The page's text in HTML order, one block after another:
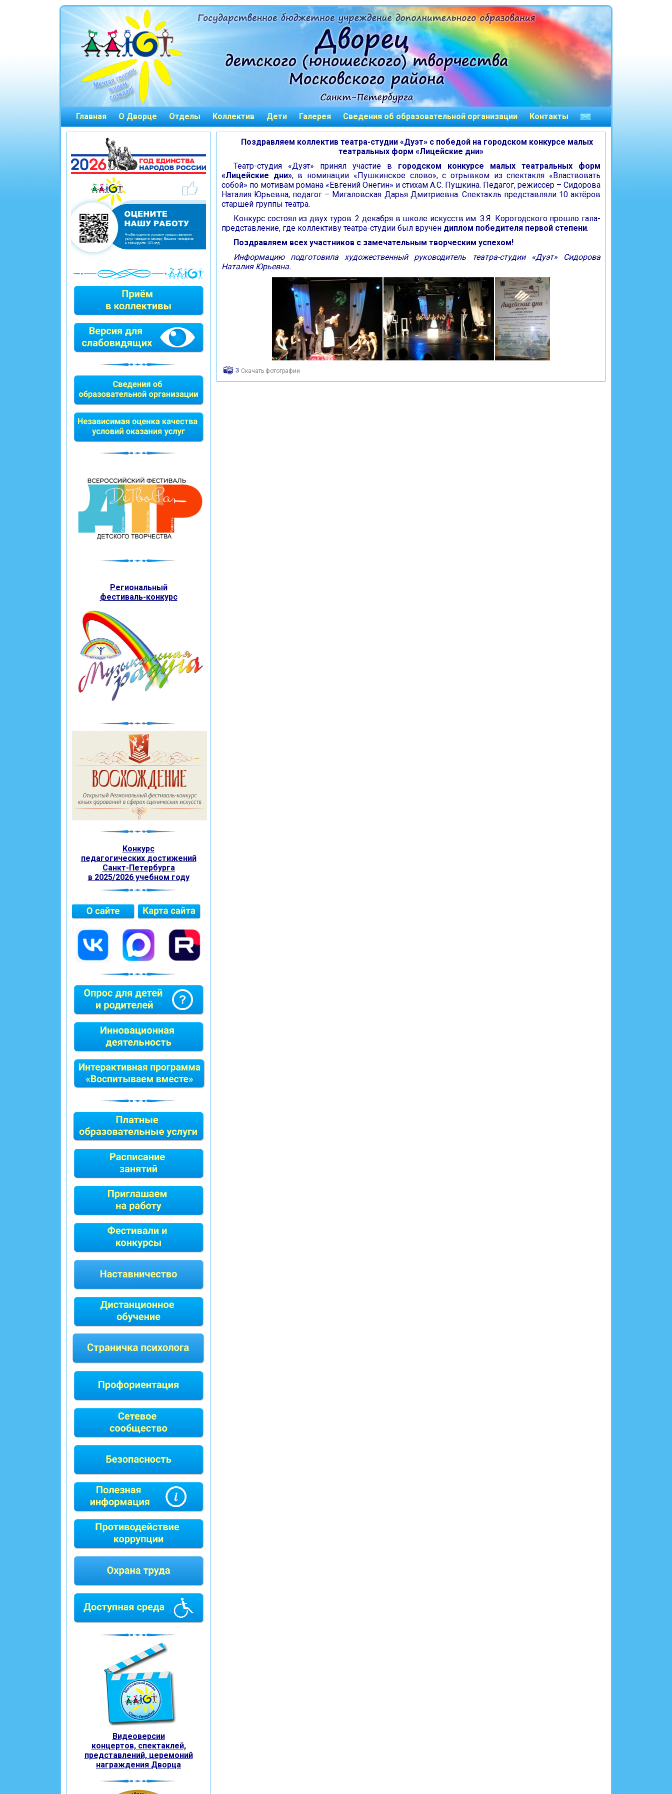
Главная О Дворце Отделы Коллектив Дети Галерея Сведения об образовательной организации Контакты
Региональный
фестиваль-конкурс
Конкурс
педагогических достижений
Санкт-Петербурга
в 2025/2026 учебном году
Видеоверсии
концертов, спектаклей,
представлений, церемоний
награждения Дворца
Поздравляем коллектив театра-студии «Дуэт» с победой на городском конкурсе малых
театральных форм «Лицейские дни»
Театр-студия «Дуэт» принял участие в городском конкурсе малых театральных форм
«Лицейские дни», в номинации «Пушкинское слово», с отрывком из спектакля «Властвовать
собой» по мотивам романа «Евгений Онегин» и стихам А.С. Пушкина. Педагог, режиссёр – Сидорова
Наталия Юрьевна, педагог – Мигаловская Дарья Дмитриевна. Спектакль представляли 10 актёров
старшей группы театра.
Конкурс состоял из двух туров. 2 декабря в школе искусств им. З.Я. Корогодского прошло гала-
представление, где коллективу театра-студии был вручён диплом победителя первой степени.
Поздравляем всех участников с замечательным творческим успехом!
Информацию подготовила художественный руководитель театра-студии «Дуэт» Сидорова
Наталия Юрьевна.
3 Скачать фотографии